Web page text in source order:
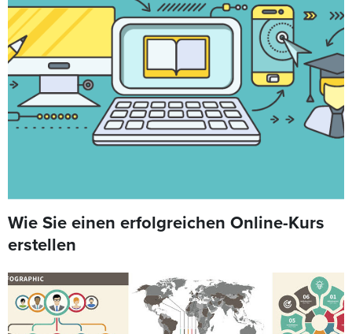
Wie Sie einen erfolgreichen Online-Kurs
erstellen